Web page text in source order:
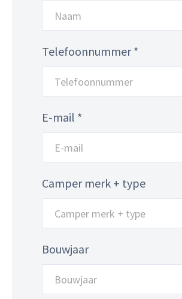
Telefoonnummer *
E-mail *
Camper merk + type
Bouwjaar